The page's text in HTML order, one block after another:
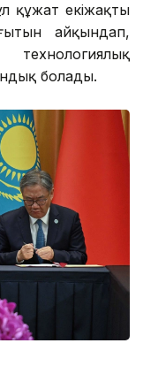
құжат екіжақты
айқындап,
болады.